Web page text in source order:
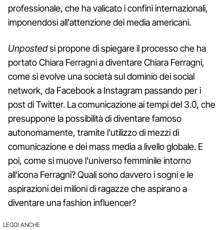
professionale, che ha valicato i confini internazionali,
imponendosi all'attenzione dei media americani.
Unpostedsi propone di spiegare il processo che ha
portato Chiara Ferragni a diventare Chiara Ferragni,
come si evolve una società sul dominio dei social
network, da Facebook a Instagram passando per i
post di Twitter. La comunicazione ai tempi del 3.0, che
presuppone la possibilità di diventare famoso
autonomamente, tramite l'utilizzo di mezzi di
comunicazione e dei mass media a livello globale. E
poi, come si muove l'universo femminile intorno
all'icona Ferragni? Quali sono davvero i sogni e le
aspirazioni dei milioni di ragazze che aspirano a
diventare una fashion influencer?
LEGGI ANCHE